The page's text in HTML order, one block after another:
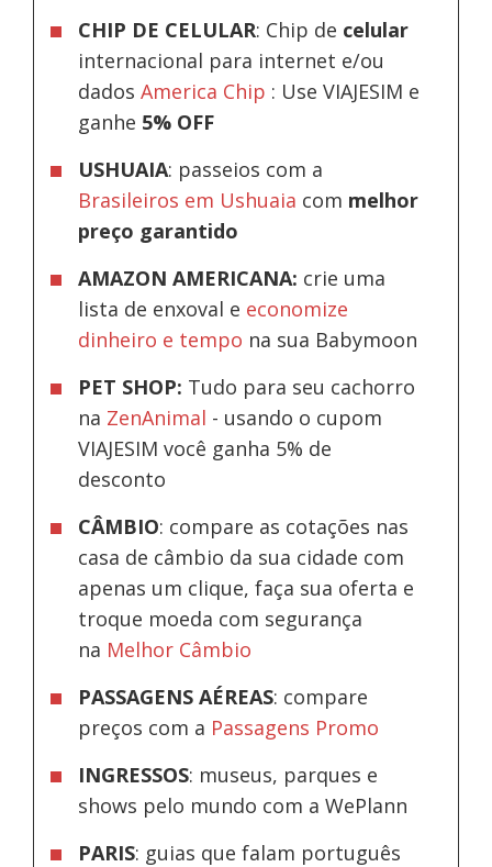
CHIP DE CELULAR: Chip de celular
internacional para internet e/ou
dadosAmerica Chip : Use VIAJESIM e
ganhe 5% OFF
USHUAIA: passeios com a
Brasileiros em Ushuaia com melhor
preço garantido
AMAZON AMERICANA: crie uma
lista de enxoval e economize
dinheiro e tempo na sua Babymoon
PET SHOP: Tudo para seu cachorro
na ZenAnimal - usando o cupom
VIAJESIM você ganha 5% de
desconto
CÂMBIO: compare as cotações nas
casa de câmbio da sua cidade com
apenas um clique, faça sua oferta e
troque moeda com segurança
na Melhor Câmbio
PASSAGENS AÉREAS: compare
preços com a Passagens Promo
INGRESSOS: museus, parques e
shows pelo mundo com a WePlann
PARIS: guias que falam português